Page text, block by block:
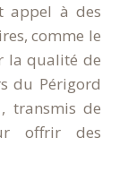
appel à des
comme le
la qualité de
du Périgord
, transmis de
offrir des